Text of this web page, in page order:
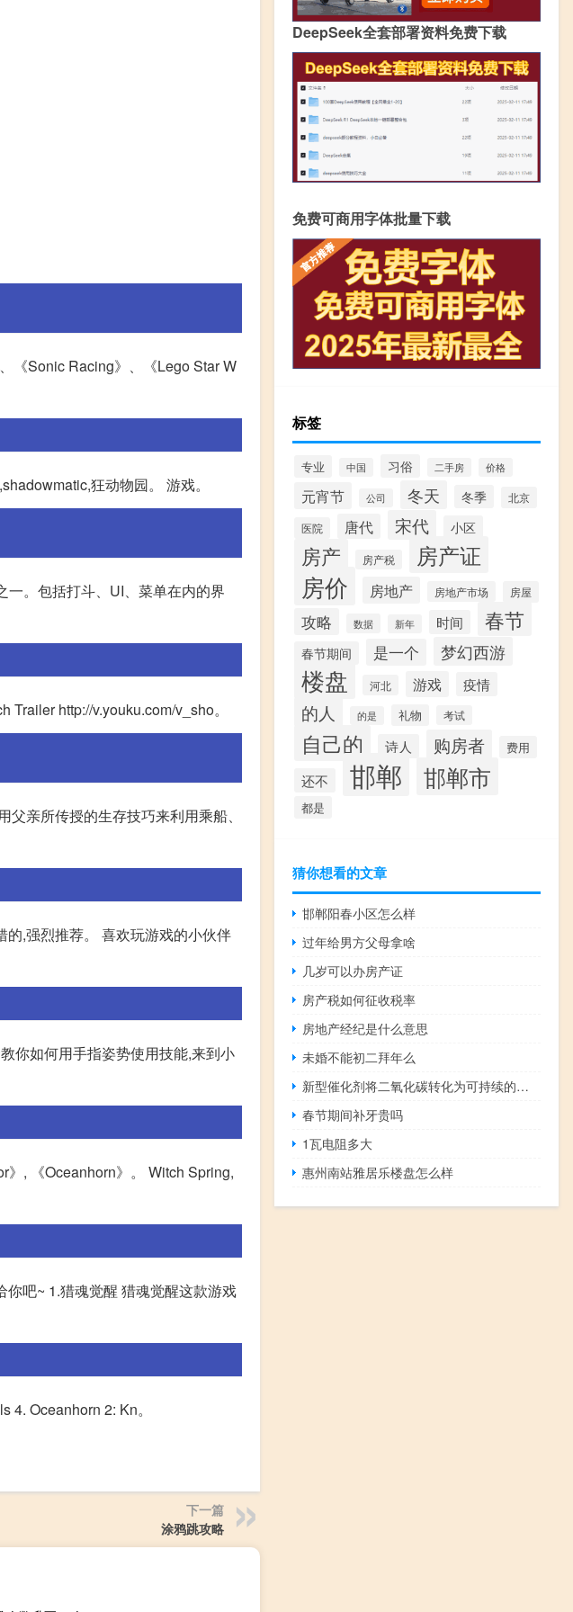
《Sonic Racing》、《Lego Star W
狂动物园。 游戏。
一。包括打斗、UI、菜单在内的界
http://v.youku.com/v_sho。
亲所传授的生存技巧来利用乘船、
,强烈推荐。 喜欢玩游戏的小伙伴
你如何用手指姿势使用技能,来到小
, 《Oceanhorn》。 Witch Spring,
吧~ 1.猎魂觉醒 猎魂觉醒这款游戏
Oceanhorn 2: Kn。
下一篇
涂鸦跳攻略
DeepSeek全套部署资料免费下载
免费可商用字体批量下载
标签
专业 中国 习俗 二手房 价格
元宵节 公司 冬天 冬季
北京
医院
唐代 宋代 小区
房产 房产税 房产证
房价 房地产 房地产市场 房屋
攻略 数据 新年 时间 春节
春节期间 是一个 梦幻西游
楼盘 河北 游戏 疫情
的人 的是 礼物 考试
自己的 诗人 购房者 费用
还不 邯郸 邯郸市
都是
猜你想看的文章
邯郸阳春小区怎么样
过年给男方父母拿啥
几岁可以办房产证
房产税如何征收税率
房地产经纪是什么意思
未婚不能初二拜年么
新型催化剂将二氧化碳转化为可持续的副产品
春节期间补牙贵吗
1瓦电阻多大
惠州南站雅居乐楼盘怎么样